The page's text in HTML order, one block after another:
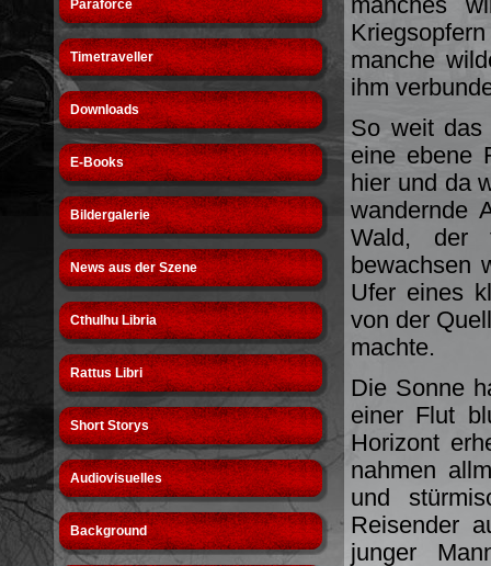
Paraforce
Timetraveller
Downloads
E-Books
Bildergalerie
News aus der Szene
Cthulhu Libria
Rattus Libri
Short Storys
Audiovisuelles
Background
manche
ihm
So weit das
eine ebene
hier und da
wandernde
Wald, der
bewachsen
Ufer eines
von der
machte.
Die Sonne
einer Flut
Horizont
nahmen
und
Reisender
junger